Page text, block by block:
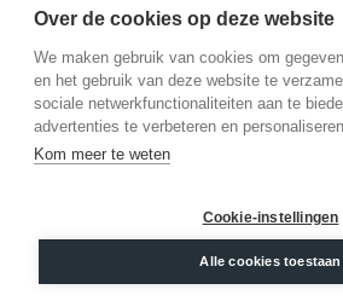
©2026.
Algemene
Over de cookies op deze website
We maken gebruik van cookies om
en het gebruik van deze website te
sociale netwerkfunctionaliteiten aan te
advertenties te verbeteren en
Kom meer te weten
Cookie-instellingen
Alle cookies toestaan